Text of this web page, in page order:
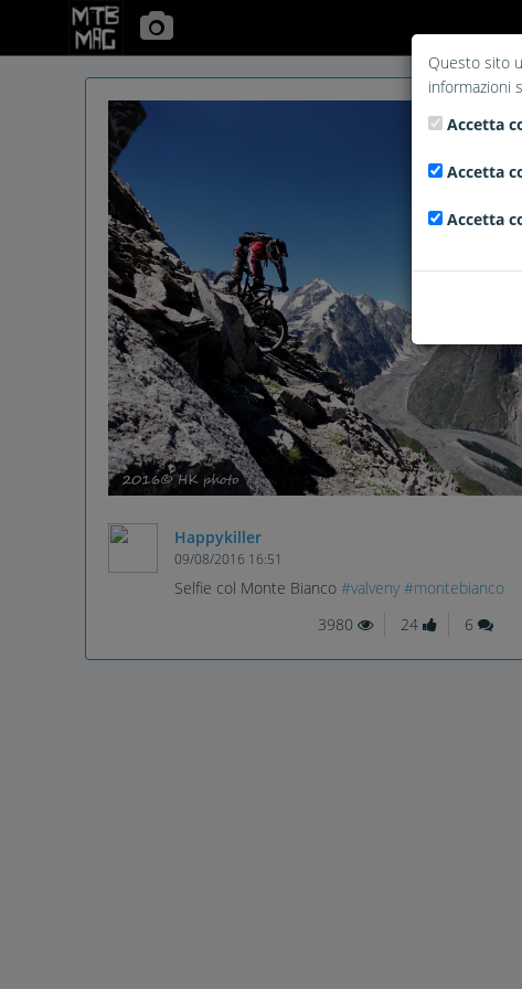
Happykiller
09/08/2016 16:51
Selfie col Monte Bianco #valveny #montebianco
3980
24 6
Questo sito
informazioni
Accetta
Accetta
Accetta